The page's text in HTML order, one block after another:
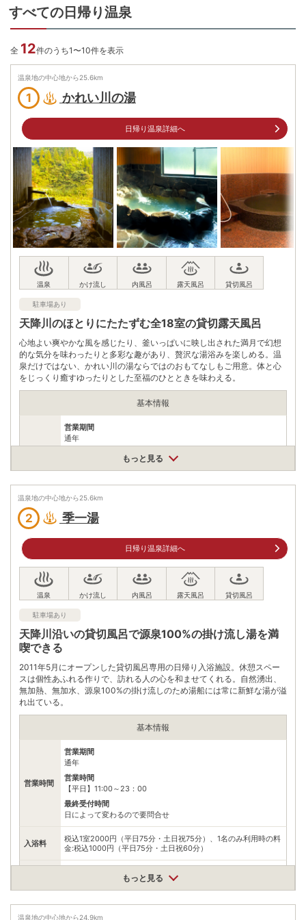
すべての日帰り温泉
全 12件のうち1〜10件を表示
温泉地の中心地から25.6km
1 かれい川の湯
日帰り温泉詳細へ
駐車場あり
天降川のほとりにたたずむ全18室の貸切露天風呂
心地よい爽やかな風を感じたり、釜いっぱいに映し出された満月で幻想
的な気分を味わったりと多彩な趣があり、贅沢な湯浴みを楽しめる。温
泉だけではない、かれい川の湯ならではのおもてなしもご用意。体と心
をじっくり癒すゆったりとした至福のひとときを味わえる。
基本情報
営業期間
通年
入浴料
貸切内風呂1500円（1時間）、貸切露天風呂付内風呂2800円・
3800円（1時間30分）
アクセス
鹿児島県霧島市隼人町嘉例川4471-2
車
九州自動車道溝辺鹿児島空港ICから国道504・223号を妙見温泉
方面へ8km
公共交通機関
駐車場 無料（20台）
電話番号
※ 掲載情報は変更になる場合があります。最新の内容はご利用前にご自身でお
自身でお問合せください。
もっと見る
温泉地の中心地から25.6km
2 季一湯
日帰り温泉詳細へ
駐車場あり
天降川沿いの貸切風呂で源泉100%の掛け流し湯を満
喫できる
2011年5月にオープンした貸切風呂専用の日帰り入浴施設。休憩スペー
スは個性あふれる作りで、訪れる人の心を和ませてくれる。自然湧出、
無加熱、無加水、源泉100%の掛け流しのため湯船には常に新鮮な湯が溢
れ出ている。
基本情報
営業時間
営業期間
通年
営業時間
【平日】11:00～23：00
最終受付時間
日によって変わるので要問合せ
入浴料
税込1室2000円（平日75分・土日祝75分）、1名のみ利用時の料
金:税込1000円（平日75分・土日祝60分）
鹿児島県霧島市隼人町嘉例川4475
もっと見る
温泉地の中心地から24.9km